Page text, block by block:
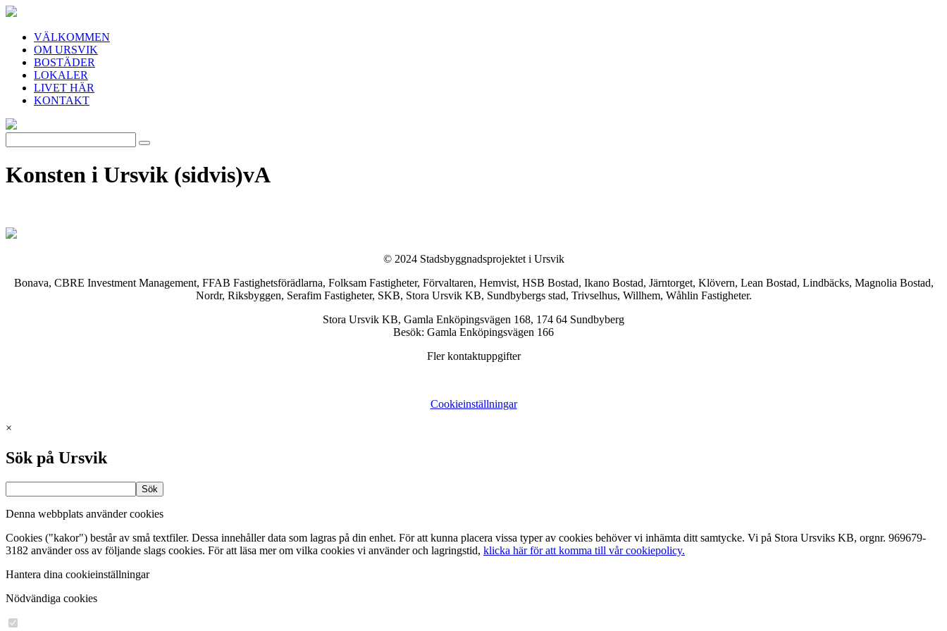
VÄLKOMMEN
OM URSVIK
BOSTÄDER
LOKALER
LIVET HÄR
KONTAKT
Konsten i Ursvik (sidvis)vA
© 2024 Stadsbyggnadsprojektet i Ursvik
Bonava, CBRE Investment Management, FFAB Fastighetsförädlarna, Folksam Fastigheter, Förvaltaren, Hemvist, HSB Bostad, Ikano Bostad, Järntorget, Klövern, Lean Bostad, Lindbäcks, Magnolia Bostad,
Nordr, Riksbyggen, Serafim Fastigheter, SKB, Stora Ursvik KB, Sundbybergs stad, Trivselhus, Willhem, Wåhlin Fastigheter.
Stora Ursvik KB, Gamla Enköpingsvägen 168, 174 64 Sundbyberg
Besök: Gamla Enköpingsvägen 166
Fler kontaktuppgifter
Cookieinställningar
×
Sök på Ursvik
Denna webbplats använder cookies
Cookies ("kakor") består av små textfiler. Dessa innehåller data som lagras på din enhet. För att kunna placera vissa typer av cookies behöver vi inhämta ditt samtycke. Vi på Stora Ursviks KB, orgnr. 969679-
3182 använder oss av följande slags cookies. För att läsa mer om vilka cookies vi använder och lagringstid, klicka här för att komma till vår cookiepolicy.
Hantera dina cookieinställningar
Nödvändiga cookies